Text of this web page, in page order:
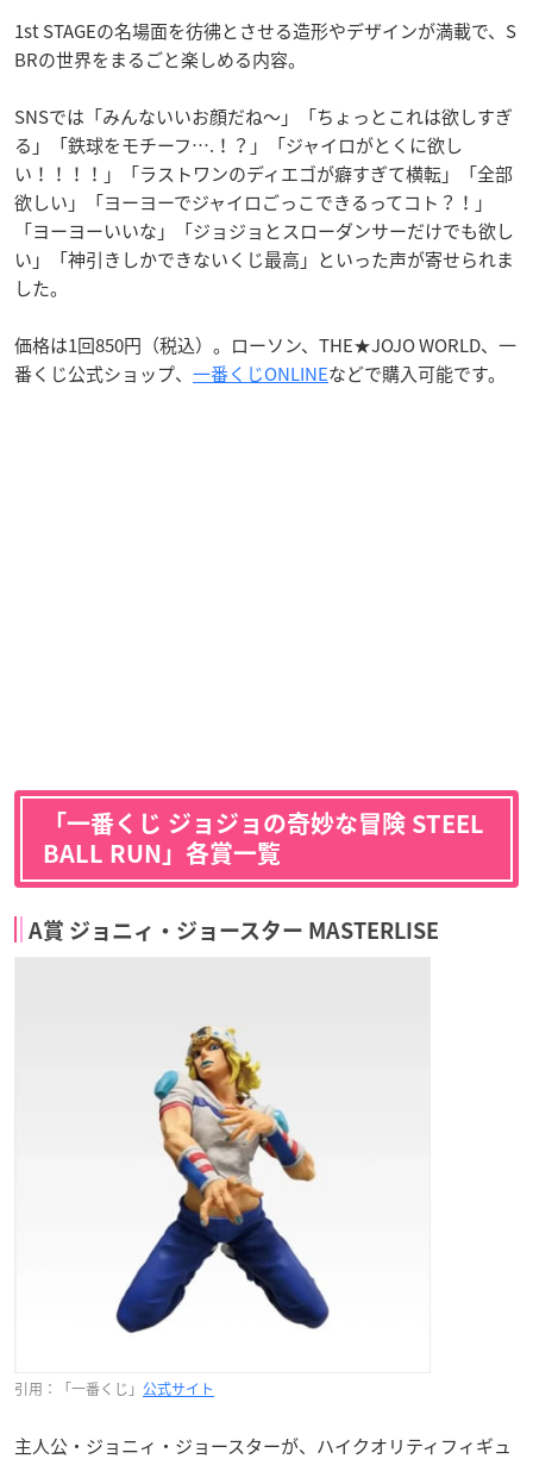
1st STAGEの名場面を彷彿とさせる造形やデザインが満載で、S
BRの世界をまるごと楽しめる内容。
SNSでは「みんないいお顔だね〜」「ちょっとこれは欲しすぎ
る」「鉄球をモチーフ….！？」「ジャイロがとくに欲し
い！！！！」「ラストワンのディエゴが癖すぎて横転」「全部
欲しい」「ヨーヨーでジャイロごっこできるってコト？！」
「ヨーヨーいいな」「ジョジョとスローダンサーだけでも欲し
い」「神引きしかできないくじ最高」といった声が寄せられま
した。
価格は1回850円（税込）。ローソン、THE★JOJO WORLD、一
番くじ公式ショップ、 一番くじONLINEなどで購入可能です。
「一番くじ ジョジョの奇妙な冒険 STEEL
BALL RUN」各賞一覧
A賞 ジョニィ・ジョースター MASTERLISE
引用：「一番くじ」 公式サイト
主人公・ジョニィ・ジョースターが、ハイクオリティフィギュ